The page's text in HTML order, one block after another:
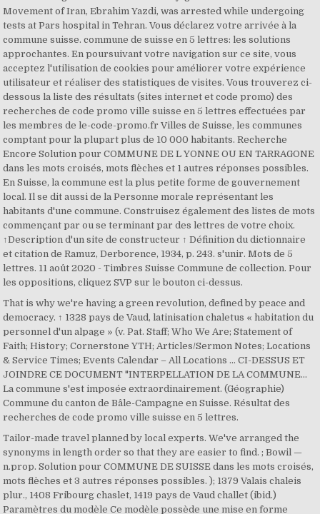
Movement of Iran, Ebrahim Yazdi, was arrested while undergoing
tests at Pars hospital in Tehran. Vous déclarez votre arrivée à la
commune suisse. commune de suisse en 5 lettres: les solutions
approchantes. En poursuivant votre navigation sur ce site, vous
acceptez l'utilisation de cookies pour améliorer votre expérience
utilisateur et réaliser des statistiques de visites. Vous trouverez ci-
dessous la liste des résultats (sites internet et code promo) des
recherches de code promo ville suisse en 5 lettres effectuées par
les membres de le-code-promo.fr Villes de Suisse, les communes
comptant pour la plupart plus de 10 000 habitants. Recherche
Encore Solution pour COMMUNE DE L YONNE OU EN TARRAGONE
dans les mots croisés, mots flèches et 1 autres réponses possibles.
En Suisse, la commune est la plus petite forme de gouvernement
local. Il se dit aussi de la Personne morale représentant les
habitants d'une commune. Construisez également des listes de mots
commençant par ou se terminant par des lettres de votre choix.
↑Description d'un site de constructeur ↑ Définition du dictionnaire
et citation de Ramuz, Derborence, 1934, p. 243. s'unir. Mots de 5
lettres. 11 août 2020 - Timbres Suisse Commune de collection. Pour
les oppositions, cliquez SVP sur le bouton ci-dessus.
That is why we're having a green revolution, defined by peace and
democracy. ↑ 1328 pays de Vaud, latinisation chaletus « habitation du
personnel d'un alpage » (v. Pat. Staff; Who We Are; Statement of
Faith; History; Cornerstone YTH; Articles/Sermon Notes; Locations
& Service Times; Events Calendar – All Locations ... CI-DESSUS ET
JOINDRE CE DOCUMENT "INTERPELLATION DE LA COMMUNE…
La commune s'est imposée extraordinairement. (Géographie)
Commune du canton de Bâle-Campagne en Suisse. Résultat des
recherches de code promo ville suisse en 5 lettres.
Tailor-made travel planned by local experts. We've arranged the
synonyms in length order so that they are easier to find. ; Bowil —
n.prop. Solution pour COMMUNE DE SUISSE dans les mots croisés,
mots flèches et 3 autres réponses possibles. ); 1379 Valais chaleis
plur., 1408 Fribourg chaslet, 1419 pays de Vaud challet (ibid.)
Paramètres du modèle Ce modèle possède une mise en forme